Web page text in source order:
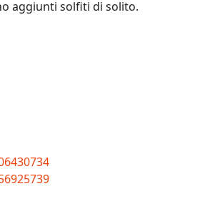
aggiunti solfiti di solito.